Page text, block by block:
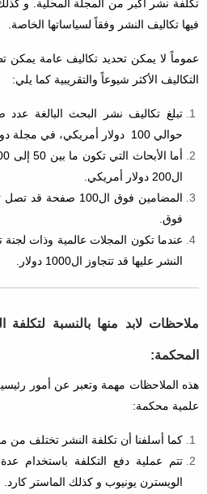
تكلفة نشر أكبر من المجلة المحلية. و
فيها تكاليف النشر وفقاً لسياساتها الخاصة.
عموماً لا يمكن تحديد تكاليف عامة يمكن
التكاليف الأكثر شيوعاً والتقريبية كما يلي:
حوالي 100 دولار أمريكي، في مجلة دورية صدورها شهرية.
ال200 دولار أمريكي.
فوق.
عندما تكون المجلات عالمية وذات
النشر عليها قد تتجاوز ال1000 دولار.
ملاحظات لابد منها بالنسبة لتكلفة
المحكمة:
هذه الملاحظات مهمة وتعبر عن أمور
علمية محكمة:
كما أسلفنا أن تكلفة النشر تختلف من
تتم عملية دفع التكلفة باستخدام
الويسترن يونيوب و كذلك الماستر كارد.